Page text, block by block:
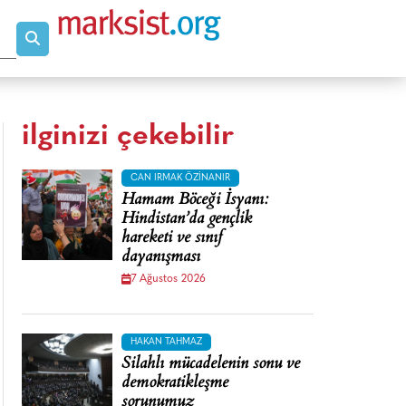
ilginizi çekebilir
CAN IRMAK ÖZINANIR
Hamam Böceği İsyanı:
Hindistan’da gençlik
hareketi ve sınıf
dayanışması
7 Ağustos 2026
HAKAN TAHMAZ
Silahlı mücadelenin sonu ve
demokratikleşme